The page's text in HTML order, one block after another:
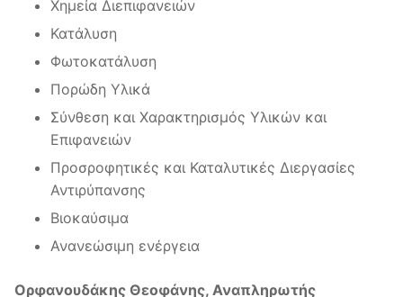
Χημεία Διεπιφανειών
Κατάλυση
Φωτοκατάλυση
Πορώδη Υλικά
Σύνθεση και Χαρακτηρισμός Υλικών και
Επιφανειών
Προσροφητικές και Καταλυτικές Διεργασίες
Αντιρύπανσης
Βιοκαύσιμα
Ανανεώσιμη ενέργεια
Ορφανουδάκης Θεοφάνης, Αναπληρωτής